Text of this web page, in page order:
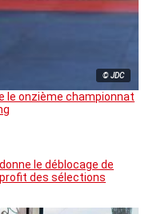
© JDC
le onzième championnat
le déblocage de
des sélections